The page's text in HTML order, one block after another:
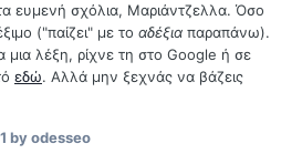
ευμενή σχόλια, Μαριάντζελλα. Όσο
("παίζει" με το αδέξια παραπάνω).
μια λέξη, ρίχνε τη στο Google ή σε
εδώ. Αλλά μην ξεχνάς να βάζεις
by odesseo